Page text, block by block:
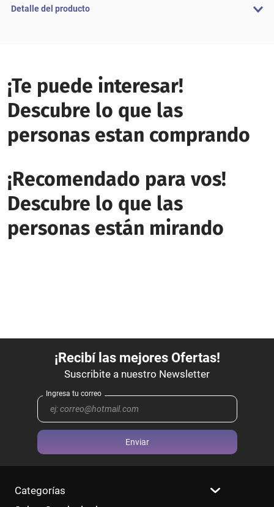
Detalle del producto
¡Te puede interesar!
Descubre lo que las
personas estan comprando
¡Recomendado para vos!
Descubre lo que las
personas están mirando
Enviar
Categorías